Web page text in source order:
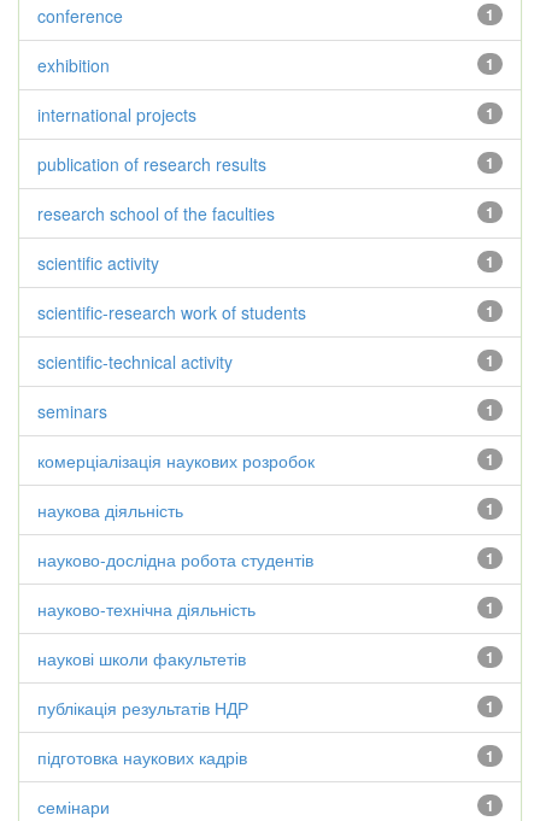
1
conference
1
exhibition
1
international projects
1
publication of research results
1
research school of the faculties
1
scientific activity
1
scientific-research work of students
1
scientific-technical activity
1
seminars
1
комерціалізація наукових розробок
1
наукова діяльність
1
науково-дослідна робота студентів
1
науково-технічна діяльність
1
наукові школи факультетів
1
публікація результатів НДР
1
підготовка наукових кадрів
1
семінари